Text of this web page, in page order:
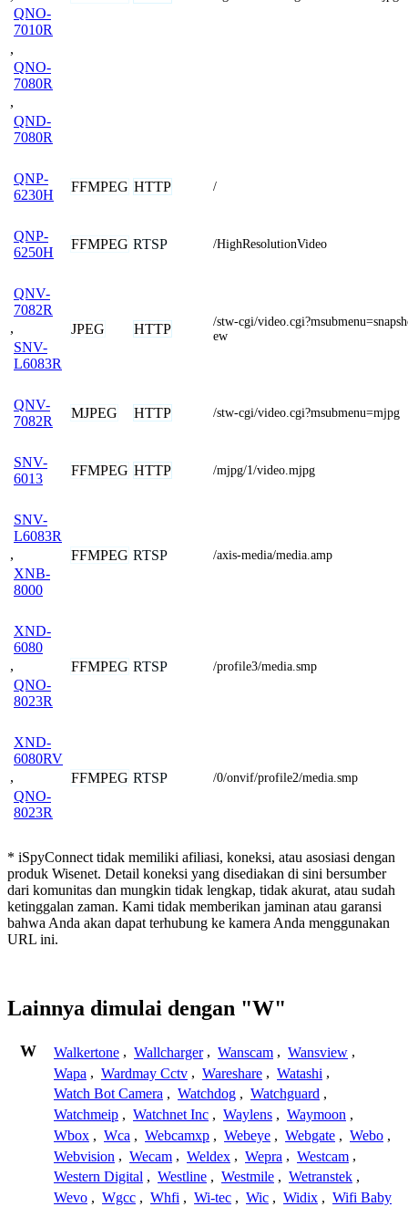
QNO-
7010R
,
QNO-
7080R
,
QND-
7080R
QNP-
6230H
FFMPEG HTTP /
QNP-
6250H
FFMPEG RTSP /HighResolutionVideo
QNV-
7082R
,
SNV-
L6083R
JPEG HTTP
/stw-cgi/
ew
QNV-
7082R
MJPEG HTTP /stw-cgi/video.cgi?msubmenu=mjpg
SNV-
6013
FFMPEG HTTP /mjpg/1/video.mjpg
SNV-
L6083R
,
XNB-
8000
FFMPEG RTSP /axis-media/media.amp
XND-
6080
,
QNO-
8023R
FFMPEG RTSP /profile3/media.smp
XND-
6080RV
,
QNO-
8023R
FFMPEG RTSP /0/onvif/profile2/media.smp
* iSpyConnect tidak memiliki afiliasi, koneksi, atau asosiasi dengan
produk Wisenet. Detail koneksi yang disediakan di sini bersumber
dari komunitas dan mungkin tidak lengkap, tidak akurat, atau sudah
ketinggalan zaman. Kami tidak memberikan jaminan atau garansi
bahwa Anda akan dapat terhubung ke kamera Anda menggunakan
URL ini.
Lainnya dimulai dengan "W"
W Walkertone , Wallcharger , Wanscam , Wansview ,
Wapa , Wardmay Cctv , Wareshare , Watashi ,
Watch Bot Camera , Watchdog , Watchguard ,
Watchmeip , Watchnet Inc , Waylens , Waymoon ,
Wbox , Wca , Webcamxp , Webeye , Webgate , Webo ,
Webvision , Wecam , Weldex , Wepra , Westcam ,
Western Digital , Westline , Westmile , Wetranstek ,
Wevo , Wgcc , Whfi , Wi-tec , Wic , Widix , Wifi Baby